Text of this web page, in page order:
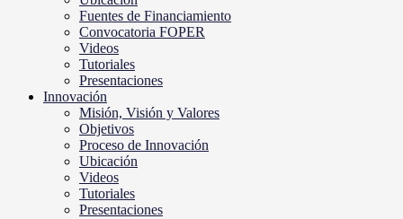
Fuentes de Financiamiento
Convocatoria FOPER
Videos
Tutoriales
Presentaciones
Innovación
Misión, Visión y Valores
Objetivos
Proceso de Innovación
Ubicación
Videos
Tutoriales
Presentaciones